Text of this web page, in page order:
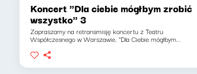
Koncert "Dla ciebie mógłbym zrobić
wszystko" 3
Zapraszamy na retransmisję koncertu z Teatru
Współczesnego w Warszawie. "Dla Ciebie mógłbym...